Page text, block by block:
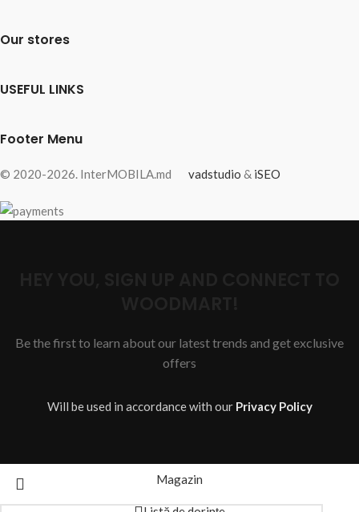
Our stores
USEFUL LINKS
Footer Menu
© 2020-2026. InterMOBILA.md vadstudio & iSEO
Be the first to learn about our latest trends and get exclusive
offers
Will be used in accordance with our Privacy Policy
Magazin